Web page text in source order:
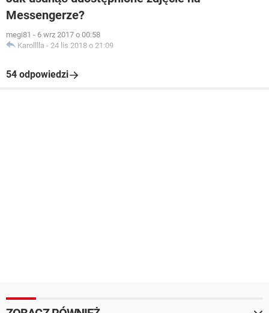
Messengerze?
megi81 - 6 wrz 2017 o 00:58
Karolllla - 24 lis 2018 o 21:09
54 odpowiedzi